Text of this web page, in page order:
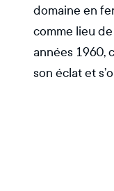
domaine en
comme lieu
années 1960,
son éclat et